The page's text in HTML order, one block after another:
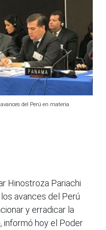
del Perú en materia
Hinostroza Pariachi
avances del Perú
y erradicar la
informó hoy el Poder